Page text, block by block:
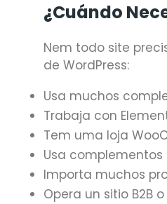
¿Cuándo
Nem todo site
de WordPress:
Usa muchos
Trabaja con
Tem uma loja
Usa complementos
Importa muchos
Opera un sitio B2B